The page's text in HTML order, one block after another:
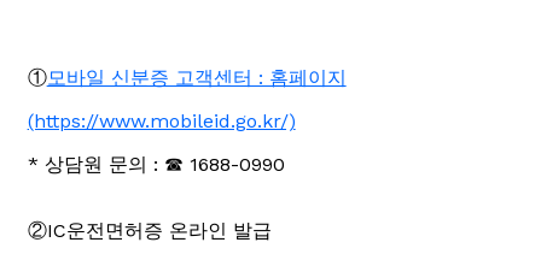
①모바일 신분증 고객센터 : 홈페이지
(https://www.mobileid.go.kr/)
* 상담원 문의 : ☎ 1688-0990
②IC운전면허증 온라인 발급